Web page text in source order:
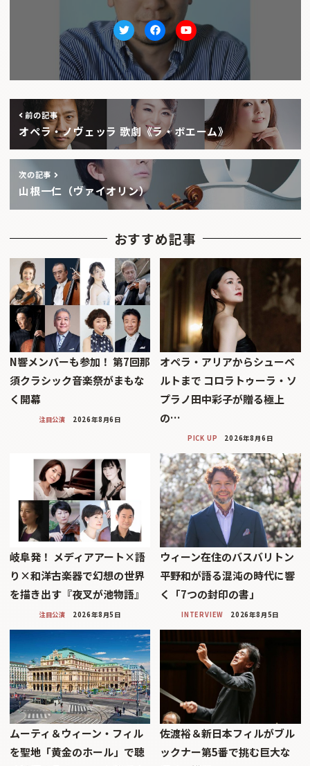
TwitterfacebookYoutube
前の記事
オペラ・ノヴェッラ 歌劇《ラ・ボエーム》
次の記事
山根一仁（ヴァイオリン）
おすすめ記事
N響メンバーも参加！ 第7回那
須クラシック音楽祭がまもな
く開幕
注目公演 2026年8月6日
オペラ・アリアからシューベ
ルトまで コロラトゥーラ・ソ
プラノ田中彩子が贈る極上
の…
PICK UP 2026年8月6日
岐阜発！ メディアアート×語
り×和洋古楽器で幻想の世界
を描き出す『夜叉が池物語』
注目公演 2026年8月5日
ウィーン在住のバスバリトン
平野和が語る混沌の時代に響
く「7つの封印の書」
INTERVIEW 2026年8月5日
ムーティ＆ウィーン・フィル
を聖地「黄金のホール」で聴
佐渡裕＆新日本フィルがブル
ックナー第5番で挑む巨大な